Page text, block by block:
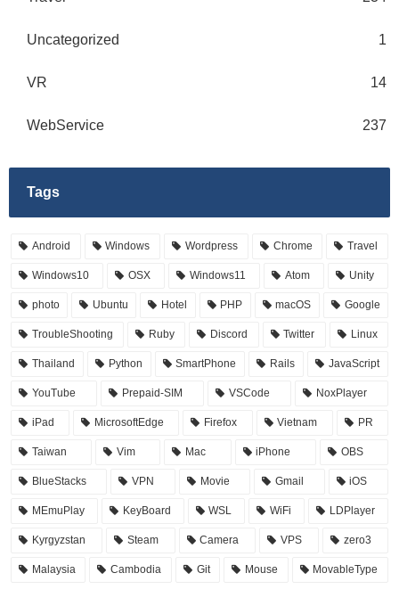
Uncategorized 1
VR 14
WebService 237
Tags
Android Windows Wordpress Chrome Travel
Windows10 OSX Windows11 Atom Unity
photo Ubuntu Hotel PHP macOS Google
TroubleShooting Ruby Discord Twitter Linux
Thailand Python SmartPhone Rails JavaScript
YouTube Prepaid-SIM VSCode NoxPlayer
iPad MicrosoftEdge Firefox Vietnam PR
Taiwan Vim Mac iPhone OBS
BlueStacks VPN Movie Gmail iOS
MEmuPlay KeyBoard WSL WiFi LDPlayer
Kyrgyzstan Steam Camera VPS zero3
Malaysia Cambodia Git Mouse MovableType